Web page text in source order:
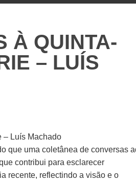
À QUINTA-
– LUÍS
– Luís Machado
que uma coletânea de conversas
contribui para esclarecer
recente, reflectindo a visão e o